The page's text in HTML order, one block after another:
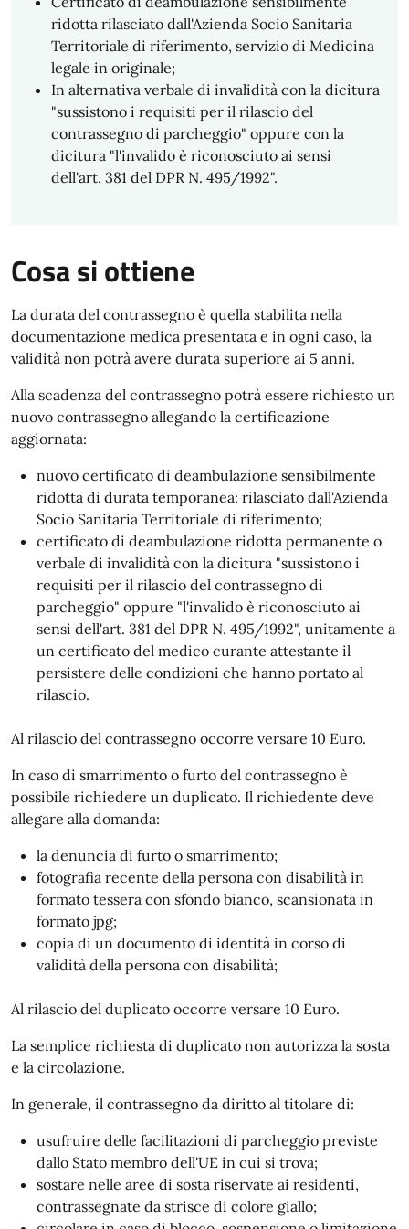
ridotta rilasciato dall'Azienda Socio Sanitaria
Territoriale di riferimento, servizio di Medicina
legale in originale;
In alternativa verbale di invalidità con la dicitura
"sussistono i requisiti per il rilascio del
contrassegno di parcheggio" oppure con la
dicitura "l'invalido è riconosciuto ai sensi
dell'art. 381 del DPR N. 495/1992".
Cosa si ottiene
La durata del contrassegno è quella stabilita nella
documentazione medica presentata e in ogni caso, la
validità non potrà avere durata superiore ai 5 anni.
Alla scadenza del contrassegno potrà essere richiesto un
nuovo contrassegno allegando la certificazione
aggiornata:
nuovo certificato di deambulazione sensibilmente
ridotta di durata temporanea: rilasciato dall'Azienda
Socio Sanitaria Territoriale di riferimento;
certificato di deambulazione ridotta permanente o
verbale di invalidità con la dicitura "sussistono i
requisiti per il rilascio del contrassegno di
parcheggio" oppure "l'invalido è riconosciuto ai
sensi dell'art. 381 del DPR N. 495/1992", unitamente a
un certificato del medico curante attestante il
persistere delle condizioni che hanno portato al
rilascio.
Al rilascio del contrassegno occorre versare 10 Euro.
In caso di smarrimento o furto del contrassegno è
possibile richiedere un duplicato. Il richiedente deve
allegare alla domanda:
la denuncia di furto o smarrimento;
fotografia recente della persona con disabilità in
formato tessera con sfondo bianco, scansionata in
formato jpg;
copia di un documento di identità in corso di
validità della persona con disabilità;
Al rilascio del duplicato occorre versare 10 Euro.
La semplice richiesta di duplicato non autorizza la sosta
e la circolazione.
In generale, il contrassegno da diritto al titolare di:
usufruire delle facilitazioni di parcheggio previste
dallo Stato membro dell'UE in cui si trova;
sostare nelle aree di sosta riservate ai residenti,
contrassegnate da strisce di colore giallo;